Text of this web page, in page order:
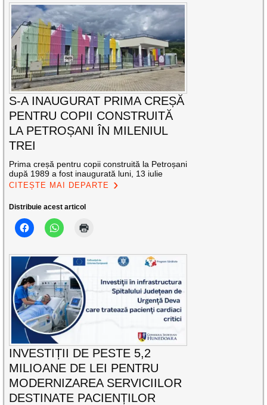
S-A INAUGURAT PRIMA CREȘĂ
PENTRU COPII CONSTRUITĂ
LA PETROȘANI ÎN MILENIUL
TREI
Prima creșă pentru copii construită la Petroșani
după 1989 a fost inaugurată luni, 13 iulie
CITEȘTE MAI DEPARTE
Distribuie acest articol
INVESTIȚII DE PESTE 5,2
MILIOANE DE LEI PENTRU
MODERNIZAREA SERVICIILOR
DESTINATE PACIENȚILOR